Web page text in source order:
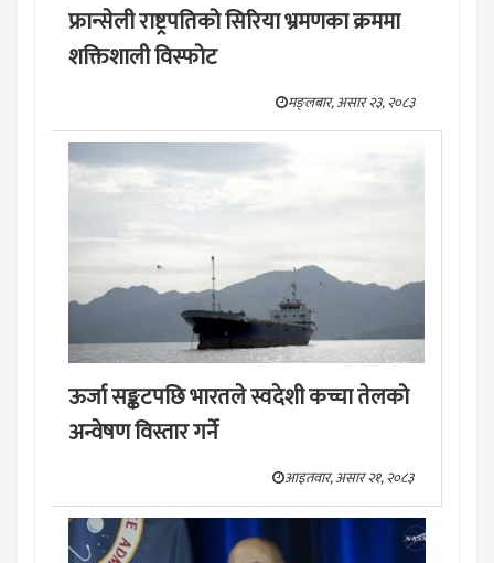
फ्रान्सेली राष्ट्रपतिको सिरिया भ्रमणका क्रममा
शक्तिशाली विस्फोट
मङ्लबार, असार २३, २०८३
ऊर्जा सङ्कटपछि भारतले स्वदेशी कच्चा तेलको
अन्वेषण विस्तार गर्ने
आइतवार, असार २१, २०८३